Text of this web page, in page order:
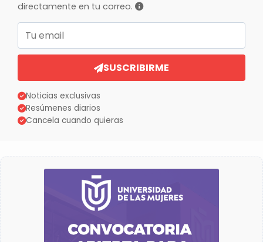
directamente en tu correo.
SUSCRIBIRME
Noticias exclusivas
Resúmenes diarios
Cancela cuando quieras